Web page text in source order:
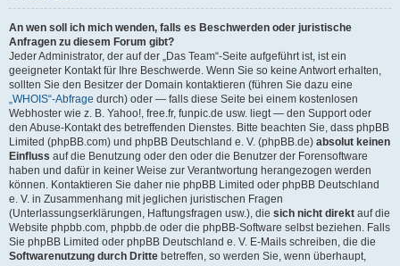
An wen soll ich mich wenden, falls es Beschwerden oder juristische
Anfragen zu diesem Forum gibt?
Jeder Administrator, der auf der „Das Team“-Seite aufgeführt ist, ist ein
geeigneter Kontakt für Ihre Beschwerde. Wenn Sie so keine Antwort erhalten,
sollten Sie den Besitzer der Domain kontaktieren (führen Sie dazu eine
„WHOIS“-Abfrage durch) oder — falls diese Seite bei einem kostenlosen
Webhoster wie z. B. Yahoo!, free.fr, funpic.de usw. liegt — den Support oder
den Abuse-Kontakt des betreffenden Dienstes. Bitte beachten Sie, dass phpBB
Limited (phpBB.com) und phpBB Deutschland e. V. (phpBB.de) absolut keinen
Einfluss auf die Benutzung oder den oder die Benutzer der Forensoftware
haben und dafür in keiner Weise zur Verantwortung herangezogen werden
können. Kontaktieren Sie daher nie phpBB Limited oder phpBB Deutschland
e. V. in Zusammenhang mit jeglichen juristischen Fragen
(Unterlassungserklärungen, Haftungsfragen usw.), die sich nicht direkt auf die
Website phpbb.com, phpbb.de oder die phpBB-Software selbst beziehen. Falls
Sie phpBB Limited oder phpBB Deutschland e. V. E-Mails schreiben, die die
Softwarenutzung durch Dritte betreffen, so werden Sie, wenn überhaupt,